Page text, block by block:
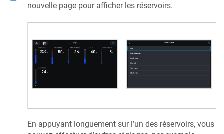
nouvelle page pour afficher les réservoirs.
En appuyant longuement sur l’un des réservoirs, vous